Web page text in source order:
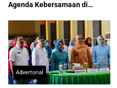
Agenda Kebersamaan di
Advertorial